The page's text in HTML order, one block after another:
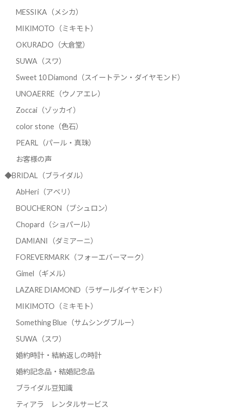
MESSIKA（メシカ）
MIKIMOTO（ミキモト）
OKURADO（大倉堂）
SUWA（スワ）
Sweet 10 Diamond（スイートテン・ダイヤモンド）
UNOAERRE（ウノアエレ）
Zoccai（ゾッカイ）
color stone（色石）
PEARL（パール・真珠）
お客様の声
◆BRIDAL（ブライダル）
AbHeri（アベリ）
BOUCHERON（ブシュロン）
Chopard（ショパール）
DAMIANI（ダミアーニ）
FOREVERMARK（フォーエバーマーク）
Gimel（ギメル）
LAZARE DIAMOND（ラザールダイヤモンド）
MIKIMOTO（ミキモト）
Something Blue（サムシングブルー）
SUWA（スワ）
婚約時計・結納返しの時計
婚約記念品・結婚記念品
ブライダル豆知識
ティアラ レンタルサービス